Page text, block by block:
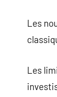
Les
Les